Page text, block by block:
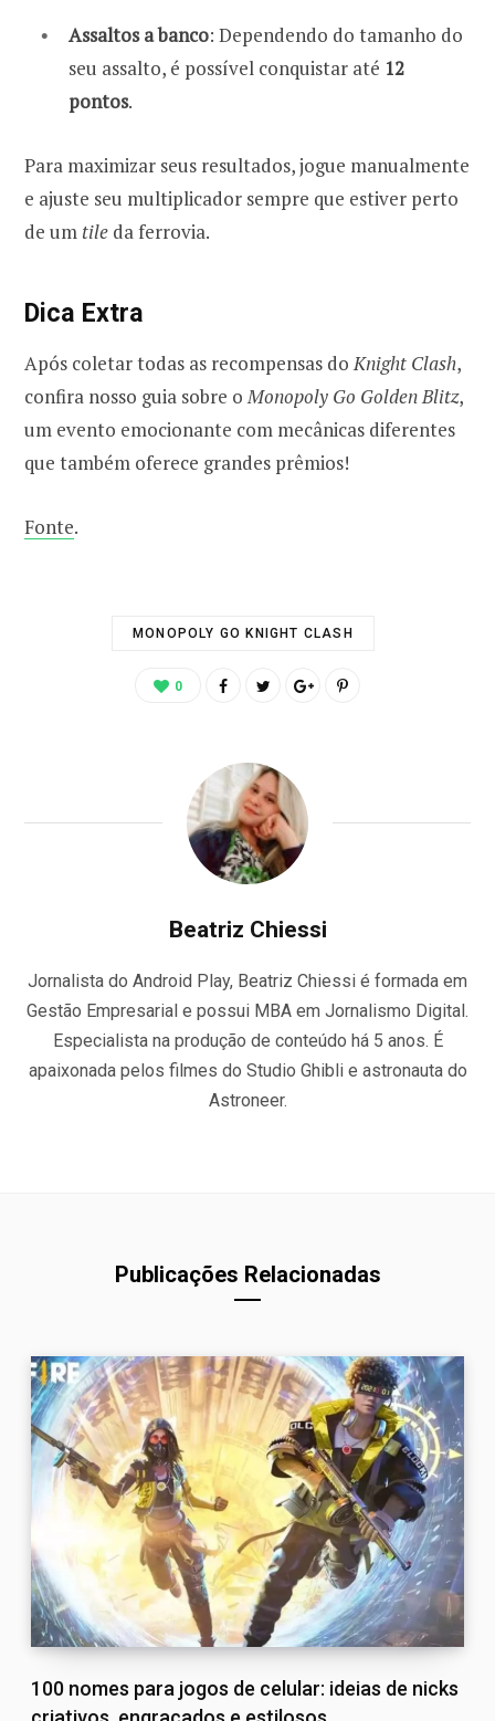
Assaltos a banco: Dependendo do tamanho do
seu assalto, é possível conquistar até 12
pontos.
Para maximizar seus resultados, jogue manualmente
e ajuste seu multiplicador sempre que estiver perto
de um tile da ferrovia.
Dica Extra
Após coletar todas as recompensas doKnight Clash,
confira nosso guia sobre oMonopoly Go Golden Blitz,
um evento emocionante com mecânicas diferentes
que também oferece grandes prêmios!
Fonte.
MONOPOLY GO KNIGHT CLASH
0
Beatriz Chiessi
Jornalista do Android Play, Beatriz Chiessi é formada em
Gestão Empresarial e possui MBA em Jornalismo Digital.
Especialista na produção de conteúdo há 5 anos. É
apaixonada pelos filmes do Studio Ghibli e astronauta do
Astroneer.
Publicações Relacionadas
100 nomes para jogos de celular: ideias de nicks